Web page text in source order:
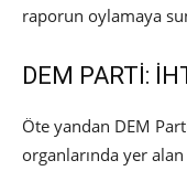
raporun oylamaya
DEM PARTİ:
Öte yandan DEM
organlarında yer